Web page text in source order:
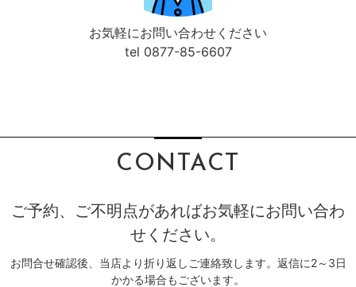
お気軽にお問い合わせください
tel 0877-85-6607
CONTACT
ご予約、ご不明点があればお気軽にお問い合わ
せください。
お問合せ確認後、当店より折り返しご連絡致します。返信に2～3日
かかる場合もございます。